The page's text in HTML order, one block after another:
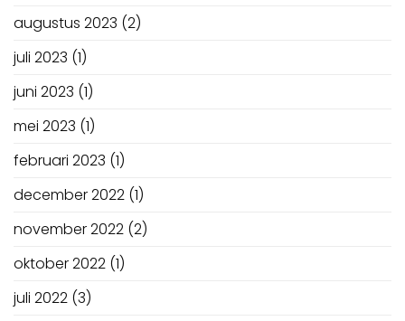
augustus 2023 (2)
juli 2023 (1)
juni 2023 (1)
mei 2023 (1)
februari 2023 (1)
december 2022 (1)
november 2022 (2)
oktober 2022 (1)
juli 2022 (3)